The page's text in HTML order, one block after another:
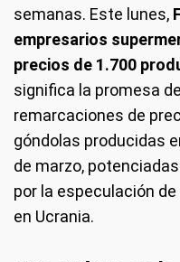
semanas. Este lunes,
empresarios
precios de 1.700
significa la promesa
remarcaciones de
góndolas producidas
de marzo,
por la especulación
en Ucrania.